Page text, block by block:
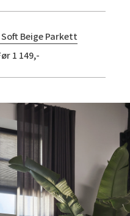
Beige Parkett
1 149,-